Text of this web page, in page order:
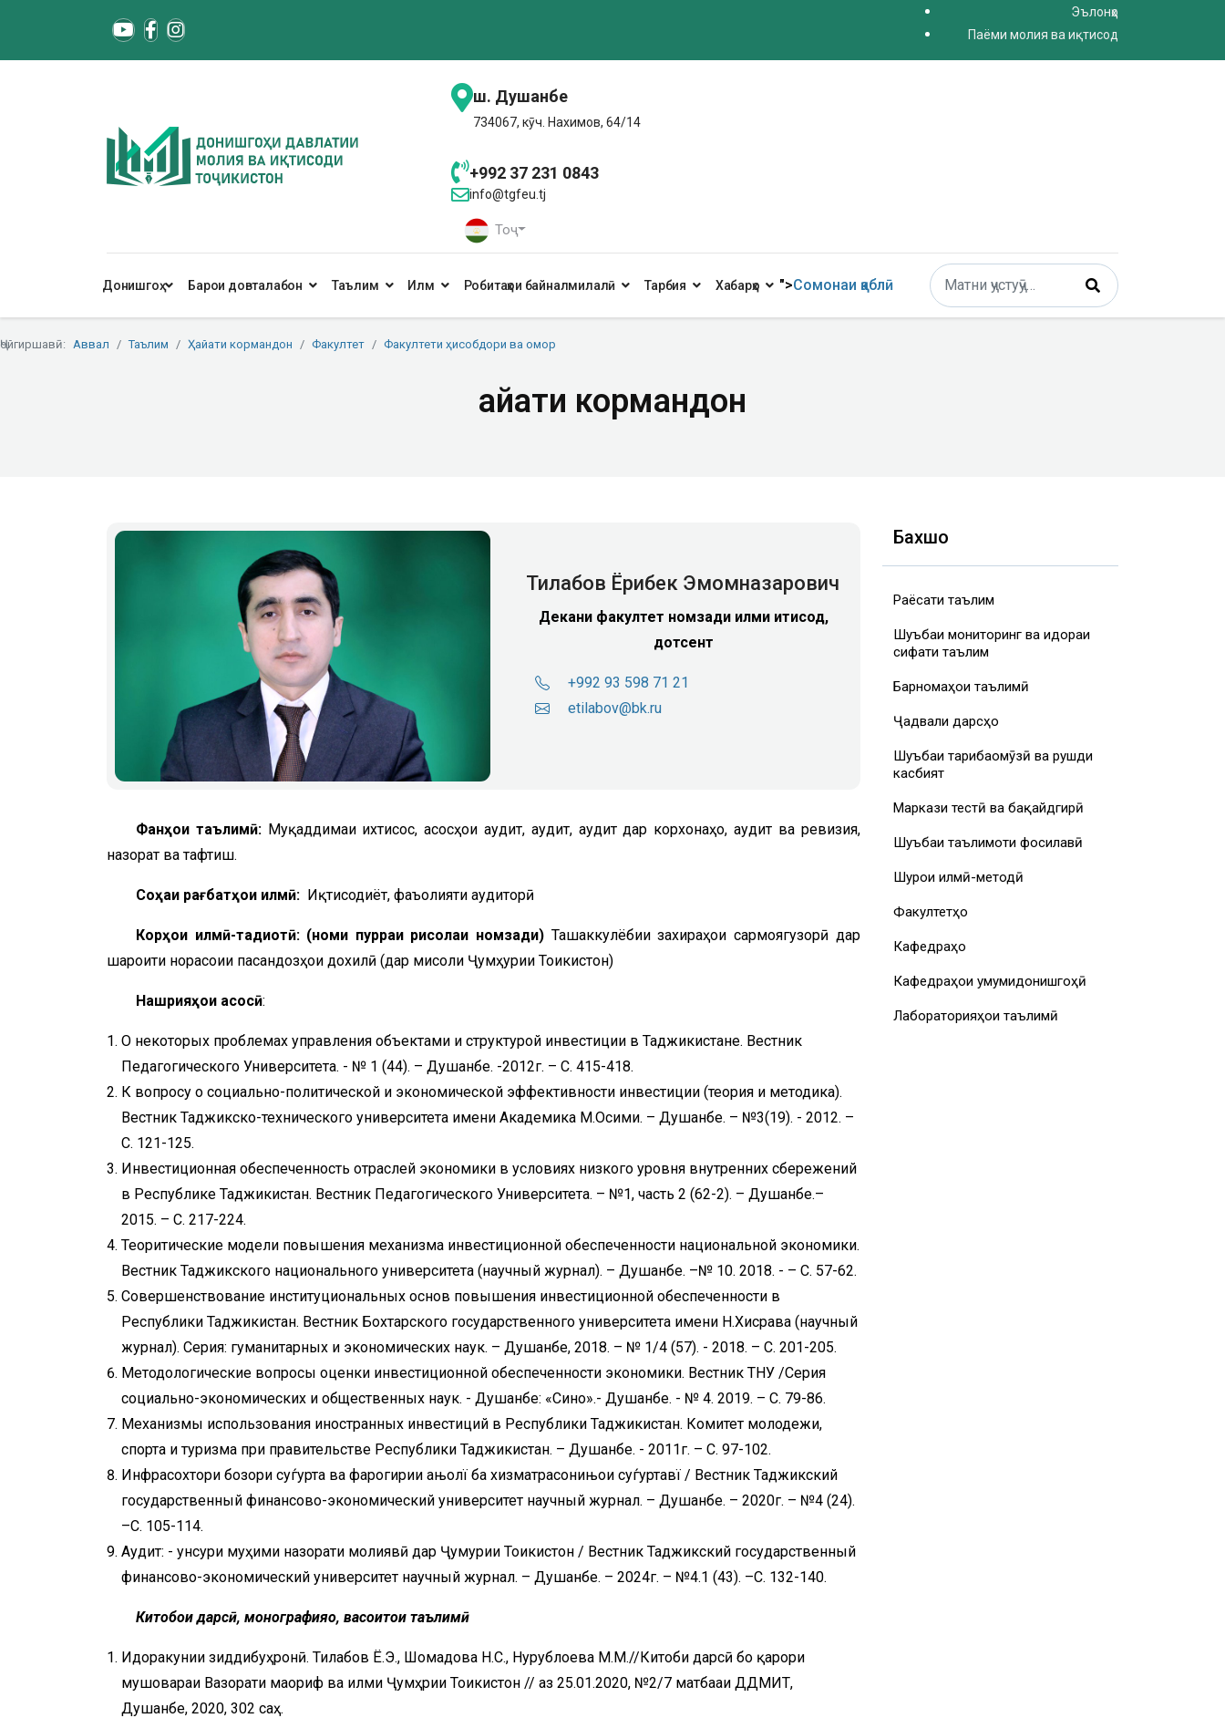
Эълонҳо
Паёми молия ва иқтисод
ш. Душанбе
734067, кӯч. Нахимов, 64/14
+992 37 231 0843
info@tgfeu.tj
Тоҷ
Донишгоҳ Барои довталабон Таълим Илм Робитаҳои байналмилалӣ Тарбия Хабарҳо ">Сомонаи қаблӣ
Поиск
Type 2 or more characters for results.
Ҷойгиршавӣ: Аввал Таълим Ҳайати кормандон Факултет Факултети ҳисобдори ва омор
Ҳайати кормандон
Тилабов Ёрибек Эмомназарович
Декани факултет номзади илми иқтисод,
дотсент
+992 93 598 71 21
etilabov@bk.ru
Фанҳои таълимӣ: Муқаддимаи ихтисос, асосҳои аудит, аудит, аудит дар корхонаҳо, аудит ва ревизия,
назорат ва тафтиш.
Соҳаи рағбатҳои илмӣ: Иқтисодиёт, фаъолияти аудиторӣ
Корҳои илмӣ-тадқиқотӣ: (номи пурраи рисолаи номзади) Ташаккулёбии захираҳои сармоягузорӣ дар
шароити норасоии пасандозҳои дохилӣ (дар мисоли Ҷумҳурии Тоҷикистон)
Нашрияҳои асосӣ:
О некоторых проблемах управления объектами и структурой инвестиции в Таджикистане. Вестник
Педагогического Университета. - № 1 (44). – Душанбе. -2012г. – С. 415-418.
К вопросу о социально-политической и экономической эффективности инвестиции (теория и методика).
Вестник Таджикско-технического университета имени Академика М.Осими. – Душанбе. – №3(19). - 2012. –
С. 121-125.
Инвестиционная обеспеченность отраслей экономики в условиях низкого уровня внутренних сбережений
в Республике Таджикистан. Вестник Педагогического Университета. – №1, часть 2 (62-2). – Душанбе.–
2015. – С. 217-224.
Теоритические модели повышения механизма инвестиционной обеспеченности национальной экономики.
Вестник Таджикского национального университета (научный журнал). – Душанбе. –№ 10. 2018. - – С. 57-62.
Совершенствование институциональных основ повышения инвестиционной обеспеченности в
Республики Таджикистан. Вестник Бохтарского государственного университета имени Н.Хисрава (научный
журнал). Серия: гуманитарных и экономических наук. – Душанбе, 2018. – № 1/4 (57). - 2018. – С. 201-205.
Методологические вопросы оценки инвестиционной обеспеченности экономики. Вестник ТНУ /Серия
социально-экономических и общественных наук. - Душанбе: «Сино».- Душанбе. - № 4. 2019. – С. 79-86.
Механизмы использования иностранных инвестиций в Республики Таджикистан. Комитет молодежи,
спорта и туризма при правительстве Республики Таджикистан. – Душанбе. - 2011г. – С. 97-102.
Инфрасохтори бозори суѓурта ва фарогирии ањолї ба хизматрасонињои суѓуртавї / Вестник Таджикский
государственный финансово-экономический университет научный журнал. – Душанбе. – 2020г. – №4 (24).
–С. 105-114.
Аудит: - унсури муҳими назорати молиявӣ дар Ҷумурии Тоҷикистон / Вестник Таджикский государственный
финансово-экономический университет научный журнал. – Душанбе. – 2024г. – №4.1 (43). –С. 132-140.
Китобҳои дарсӣ, монографияҳо, васоитҳои таълимӣ
Идоракунии зиддибуҳронӣ. Тилабов Ё.Э., Шомадова Н.С., Нурублоева М.М.//Китоби дарсӣ бо қарори
мушовараи Вазорати маориф ва илми Ҷумҳрии Тоҷикистон // аз 25.01.2020, №2/7 матбааи ДДМИТ,
Душанбе, 2020, 302 саҳ.
Бахшҳо
Раёсати таълим
Шуъбаи мониторинг ва идораи
сифати таълим
Барномаҳои таълимӣ
Ҷадвали дарсҳо
Шуъбаи таҷрибаомӯзӣ ва рушди
касбият
Маркази тестӣ ва бақайдгирӣ
Шуъбаи таълимоти фосилавӣ
Шурои илмӣ-методӣ
Факултетҳо
Кафедраҳо
Кафедраҳои умумидонишгоҳӣ
Лабораторияҳои таълимӣ